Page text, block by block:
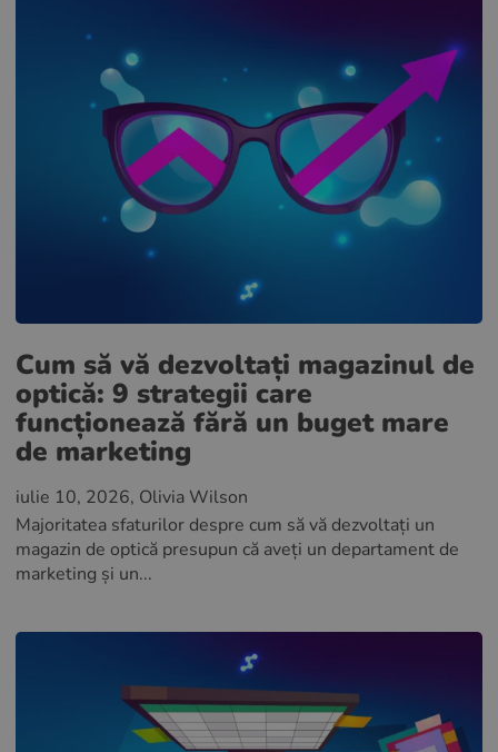
Cum să vă dezvoltați magazinul de
optică: 9 strategii care
funcționează fără un buget mare
de marketing
iulie 10, 2026, Olivia Wilson
Majoritatea sfaturilor despre cum să vă dezvoltați un
magazin de optică presupun că aveți un departament de
marketing și un...